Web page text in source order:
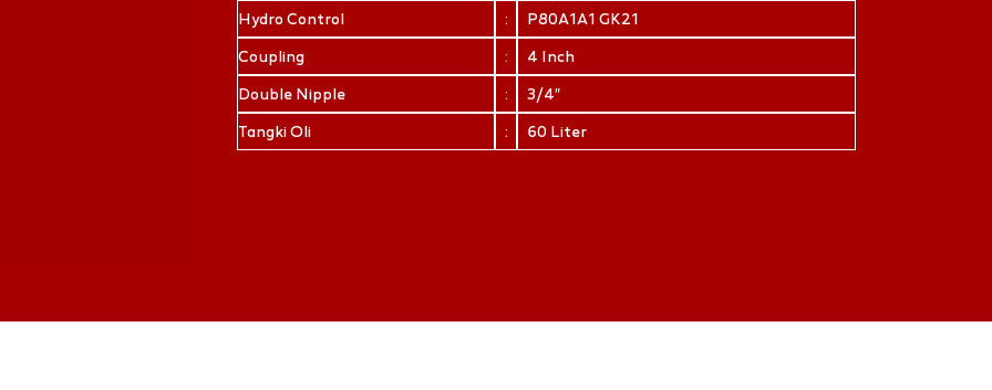
Hydro Control
:
P80A1A1 GK21
Coupling
:
4 Inch
Double Nipple
:
3/4″
Tangki Oli
: 60 Liter